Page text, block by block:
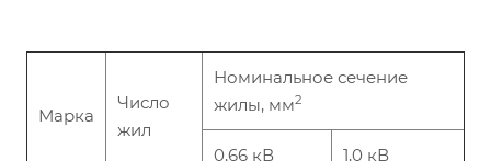
Марка
Число
жил
Номинальное сечение
жилы, мм2
0,66 кВ 1,0 кВ